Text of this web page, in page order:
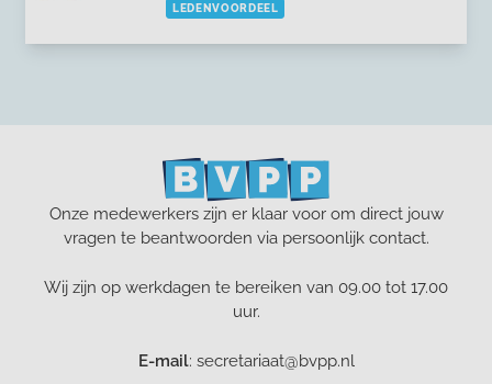
LEDENVOORDEEL
Onze medewerkers zijn er klaar voor om direct jouw
vragen te beantwoorden via persoonlijk contact.
Wij zijn op werkdagen te bereiken van 09.00 tot 17.00
uur.
E-mail: secretariaat@bvpp.nl